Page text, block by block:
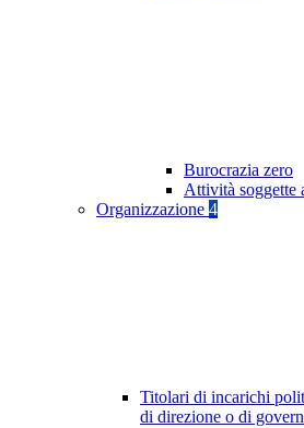
Burocrazia zero
Attività soggette
Organizzazione 4
Titolari di incarichi
di direzione o di